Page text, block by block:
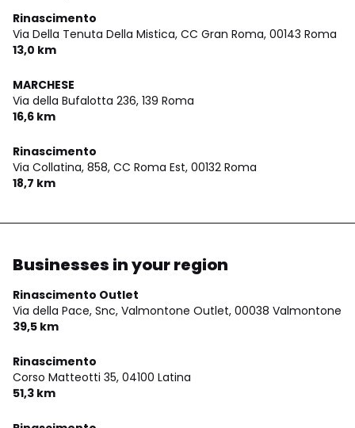
Rinascimento
Via Della Tenuta Della Mistica, CC Gran Roma, 00143 Roma
13,0 km
MARCHESE
Via della Bufalotta 236, 139 Roma
16,6 km
Rinascimento
Via Collatina, 858, CC Roma Est, 00132 Roma
18,7 km
Businesses in your region
Rinascimento Outlet
Via della Pace, Snc, Valmontone Outlet, 00038 Valmontone
39,5 km
Rinascimento
Corso Matteotti 35, 04100 Latina
51,3 km